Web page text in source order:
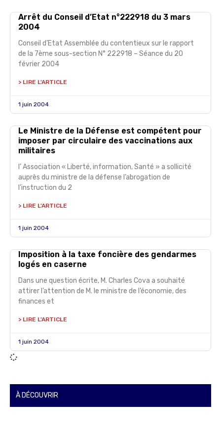
Arrêt du Conseil d’Etat n°222918 du 3 mars
2004
Conseil d’Etat Assemblée du contentieux sur le rapport
de la 7ème sous-section N° 222918 – Séance du 20
février 2004
> LIRE L'ARTICLE
1 juin 2004
Le Ministre de la Défense est compétent pour
imposer par circulaire des vaccinations aux
militaires
l’ Association « Liberté, information, Santé » a sollicité
auprès du ministre de la défense l’abrogation de
l’instruction du 2
> LIRE L'ARTICLE
1 juin 2004
Imposition à la taxe foncière des gendarmes
logés en caserne
Dans une question écrite, M. Charles Cova a souhaité
attirer l’attention de M. le ministre de l’économie, des
finances et
> LIRE L'ARTICLE
1 juin 2004
À DÉCOUVRIR